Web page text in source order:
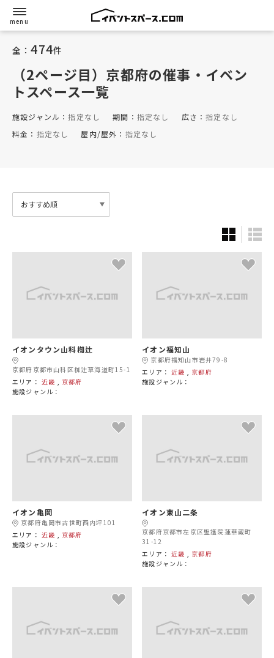
全：474件
（2ページ目）京都府の催事・イベン
トスペース一覧
施設ジャンル：指定なし 期間： 指定なし 広さ：指定なし
料金： 指定なし 屋内/屋外： 指定なし
イオンタウン山科椥辻
京都府京都市山科区椥辻草海道町15-1
エリア： 近畿
京都府
施設ジャンル：
イオン福知山
京都府福知山市岩井79-8
エリア：近畿
京都府
施設ジャンル：
イオン亀岡
京都府亀岡市古世町西内坪101
エリア： 近畿
京都府
施設ジャンル：
イオン東山二条
京都府京都市左京区聖護院蓮華蔵町
31-12
エリア：近畿
京都府
施設ジャンル：